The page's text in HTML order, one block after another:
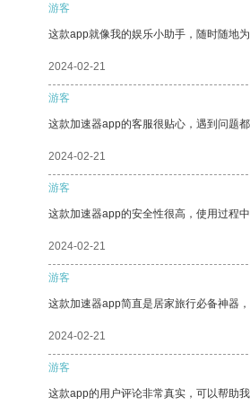
游客
这款app就像我的娱乐小助手，随时随地为
2024-02-21
游客
这款加速器app的客服很贴心，遇到问题
2024-02-21
游客
这款加速器app的安全性很高，使用过程
2024-02-21
游客
这款加速器app简直是居家旅行必备神器
2024-02-21
游客
这款app的用户评论非常真实，可以帮助我